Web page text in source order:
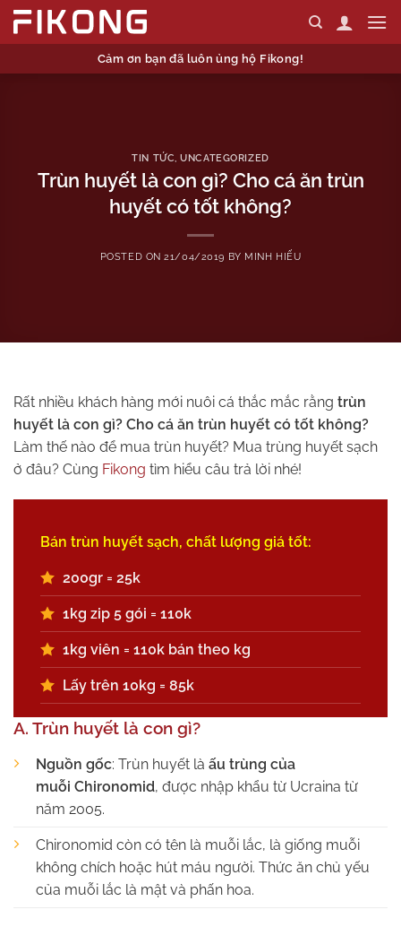
Skip
Cảm ơn bạn đã luôn ủng hộ Fikong!
TIN TỨC ,UNCATEGORIZED
Trùn huyết là con gì? Cho cá ăn trùn
huyết có tốt không?
POSTED ON21/04/2019 BY MINH HIẾU
Rất nhiều khách hàng mới nuôi cá thắc mắc rằng trùn
huyết là con gì? Cho cá ăn trùn huyết có tốt không?
Làm thế nào để mua trùn huyết? Mua trùng huyết sạch
ở đâu? Cùng Fikong tìm hiểu câu trả lời nhé!
Bán trùn huyết sạch, chất lượng giá tốt:
200gr = 25k
1kg zip 5 gói = 110k
1kg viên = 110k bán theo kg
Lấy trên 10kg = 85k
A. Trùn huyết là con gì?
Nguồn gốc: Trùn huyết là ấu trùng của
muỗi Chironomid, được nhập khẩu từ Ucraina từ
năm 2005.
Chironomid còn có tên là muỗi lắc, là giống muỗi
không chích hoặc hút máu người. Thức ăn chủ yếu
của muỗi lắc là mật và phấn hoa.